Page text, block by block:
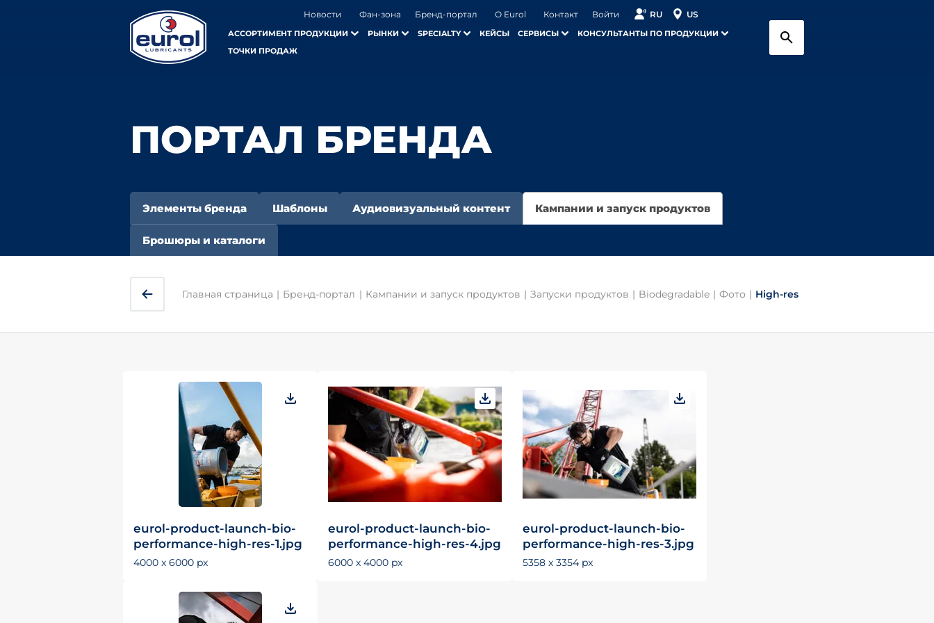
Новости Фан-зона Бренд-портал О Eurol Контакт Войти RU US
АССОРТИМЕНТ ПРОДУКЦИИ РЫНКИ SPECIALTY КЕЙСЫ СЕРВИСЫ
КОНСУЛЬТАНТЫ ПО ПРОДУКЦИИ
ТОЧКИ ПРОДАЖ
ПОРТАЛ БРЕНДА
Элементы бренда Шаблоны Аудиовизуальный контент Кампании и запуск продуктов
Брошюры и каталоги
Главная страница | Бренд-портал | Кампании и запуск продуктов | Запуски продуктов | Biodegradable | Фото | High-res
eurol-product-launch-bio-
performance-high-res-1.jpg
4000 x 6000 px
eurol-product-launch-bio-
performance-high-res-4.jpg
6000 x 4000 px
eurol-product-launch-bio-
performance-high-res-3.jpg
5358 x 3354 px